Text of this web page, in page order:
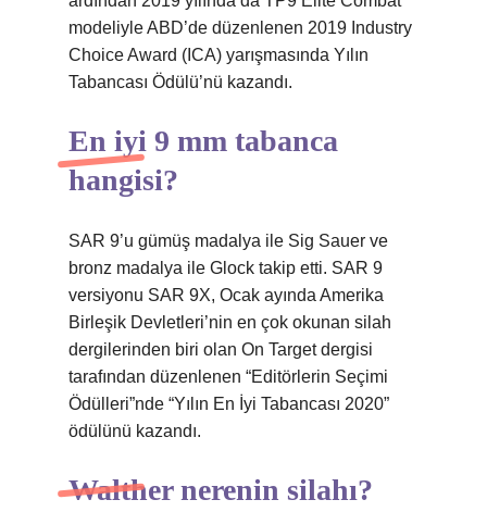
modeliyle ABD’de düzenlenen 2019 Industry
Choice Award (ICA) yarışmasında Yılın
Tabancası Ödülü’nü kazandı.
En iyi 9 mm tabanca
hangisi?
SAR 9’u gümüş madalya ile Sig Sauer ve
bronz madalya ile Glock takip etti. SAR 9
versiyonu SAR 9X, Ocak ayında Amerika
Birleşik Devletleri’nin en çok okunan silah
dergilerinden biri olan On Target dergisi
tarafından düzenlenen “Editörlerin Seçimi
Ödülleri”nde “Yılın En İyi Tabancası 2020”
ödülünü kazandı.
Walther nerenin silahı?